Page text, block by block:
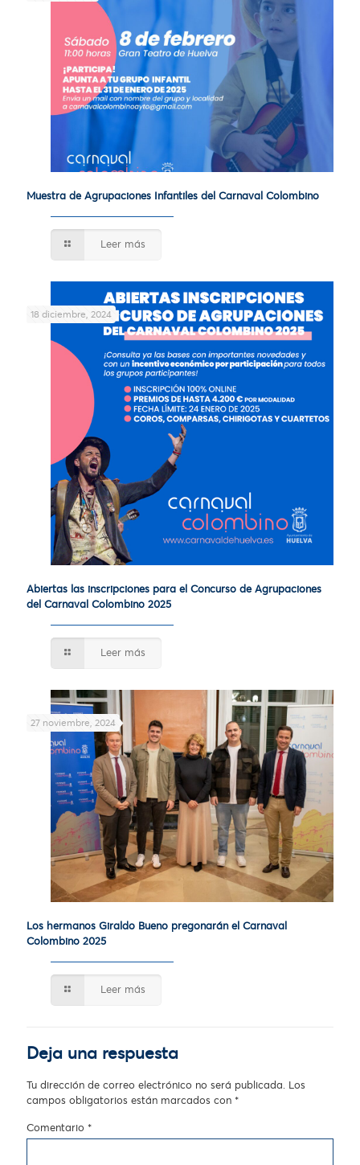
Muestra de Agrupaciones Infantiles del Carnaval Colombino
Leer más
18 diciembre, 2024
Abiertas las inscripciones para el Concurso de Agrupaciones
del Carnaval Colombino 2025
Leer más
27 noviembre, 2024
Los hermanos Giraldo Bueno pregonarán el Carnaval
Colombino 2025
Leer más
Deja una respuesta
Tu dirección de correo electrónico no será publicada. Los
campos obligatorios están marcados con *
Comentario *